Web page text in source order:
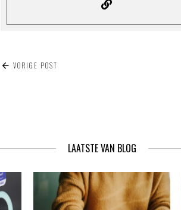
BERICHT
VORIGE POST
LAATSTE VAN BLOG